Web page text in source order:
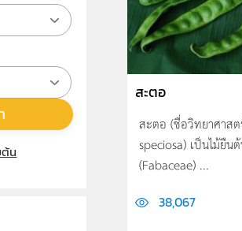
สะตอ
สะตอ (ชื่อวิทยาศาสต
speciosa) เป็นไม้ยืน
(Fabaceae) ...
38,067
น